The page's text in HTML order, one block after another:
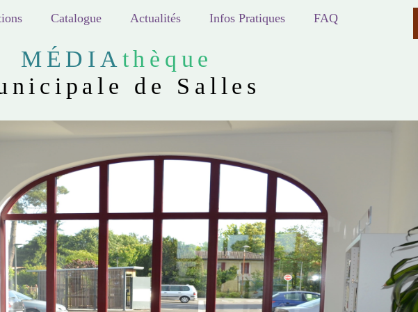
Catalogue Actualités Infos Pratiques FAQ
MÉDIA thèque
de Salles